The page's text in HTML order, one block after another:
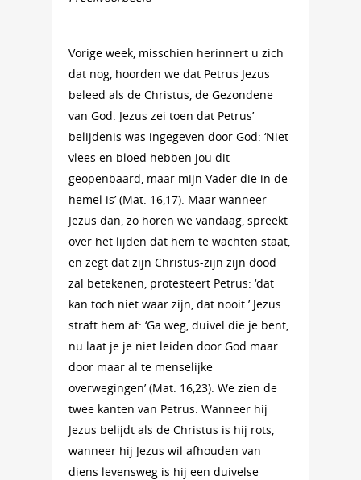
Vorige week, misschien herinnert u zich
dat nog, hoorden we dat Petrus Jezus
beleed als de Christus, de Gezondene
van God. Jezus zei toen dat Petrus’
belijdenis was ingegeven door God: ‘Niet
vlees en bloed hebben jou dit
geopenbaard, maar mijn Vader die in de
hemel is’ (Mat. 16,17). Maar wanneer
Jezus dan, zo horen we vandaag, spreekt
over het lijden dat hem te wachten staat,
en zegt dat zijn Christus-zijn zijn dood
zal betekenen, protesteert Petrus: ‘dat
kan toch niet waar zijn, dat nooit.’ Jezus
straft hem af: ‘Ga weg, duivel die je bent,
nu laat je je niet leiden door God maar
door maar al te menselijke
overwegingen’ (Mat. 16,23). We zien de
twee kanten van Petrus. Wanneer hij
Jezus belijdt als de Christus is hij rots,
wanneer hij Jezus wil afhouden van
diens levensweg is hij een duivelse